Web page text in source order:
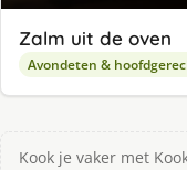
Zalm uit de oven
Avondeten &
Kook je vaker met